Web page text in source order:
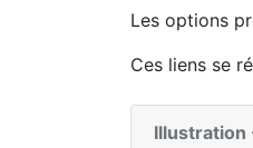
Les options
Ces liens se
Illustration